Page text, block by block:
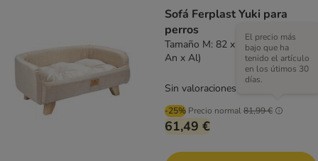
Sofá Ferplast Yuki para
perros
Tamaño M: 82 x 55 x 31 cm (L x
An x Al)
-25% Precio normal81,99 €
El precio más
bajo que ha
tenido el artículo
en los útimos 30
días.
61,49 €
Sin valoraciones